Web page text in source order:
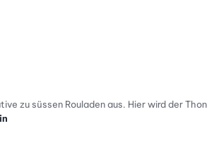
zu süssen Rouladen aus. Hier wird der